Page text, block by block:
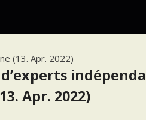
(13. Apr. 2022)
Apr. 2022)